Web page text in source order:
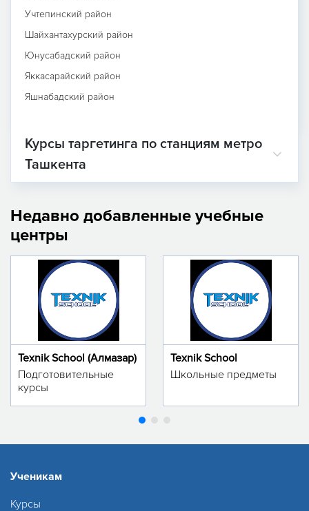
Учтепинский район
Шайхантахурский район
Юнусабадский район
Яккасарайский район
Яшнабадский район
Курсы таргетинга по станциям метро
Ташкента
Недавно добавленные учебные
центры
Texnik School (Алмазар)
Подготовительные
курсы
Texnik School
Школьные предметы
Ученикам
Курсы